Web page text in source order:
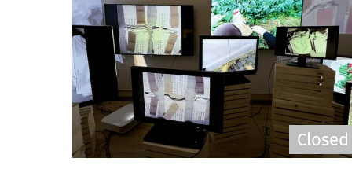
POR MARÍA SANCHO-ARROYO
Closed